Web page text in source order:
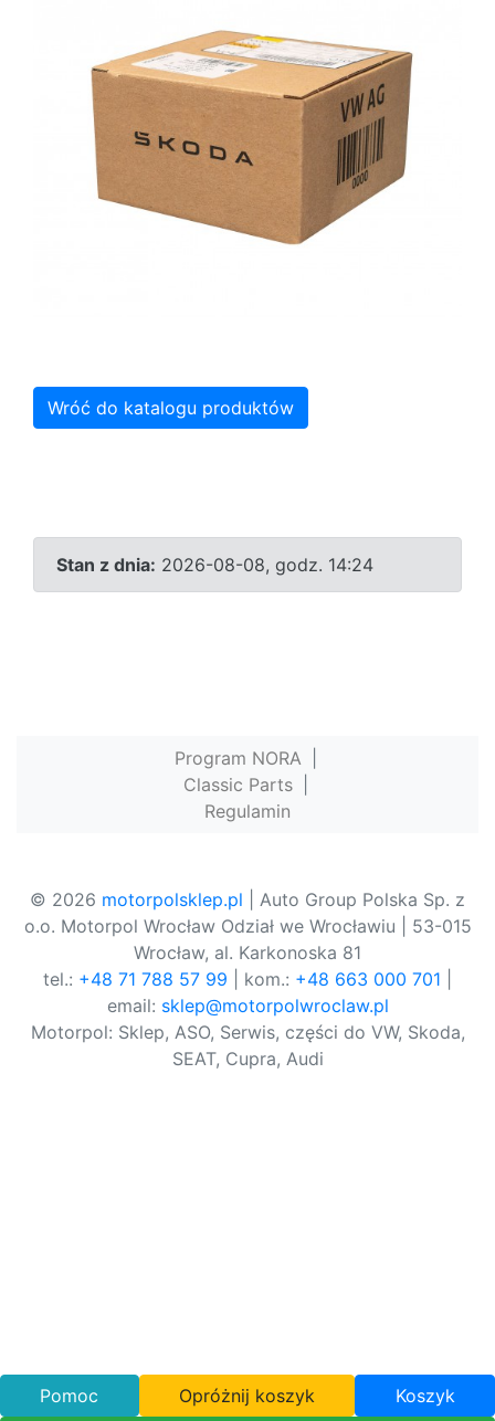
Wróć do katalogu produktów
Stan z dnia: 2026-08-08, godz. 14:24
Program NORA
Classic Parts
Regulamin
© 2026 motorpolsklep.pl | Auto Group Polska Sp. z
o.o. Motorpol Wrocław Odział we Wrocławiu | 53-015
Wrocław, al. Karkonoska 81
tel.: +48 71 788 57 99 | kom.: +48 663 000 701
email: sklep@motorpolwroclaw.pl
Motorpol: Sklep, ASO, Serwis, części do VW, Skoda,
SEAT, Cupra, Audi
Pomoc Opróżnij koszyk Koszyk